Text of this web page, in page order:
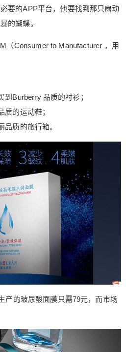
要的APP平台，他要找到那只扇动
的蝴蝶。
（Consumer to Manufacturer ，用
到Burberry 品质的衬衫；
质的运动鞋；
品质的旅行箱。
产的玻尿酸面膜只需79元，而市场
69元就能买到SK-II、Dior品
咖吴晓波、知名音乐人小柯
。 央视看到了必要的全新模
议做前瞻报道时，将必要
开背书，“你们去必要买东
骂我吴晓波骂三天！” 如
来了，搅动的不只是中国传
道你的心被搅动起来了吗？
知道！ 0 收藏